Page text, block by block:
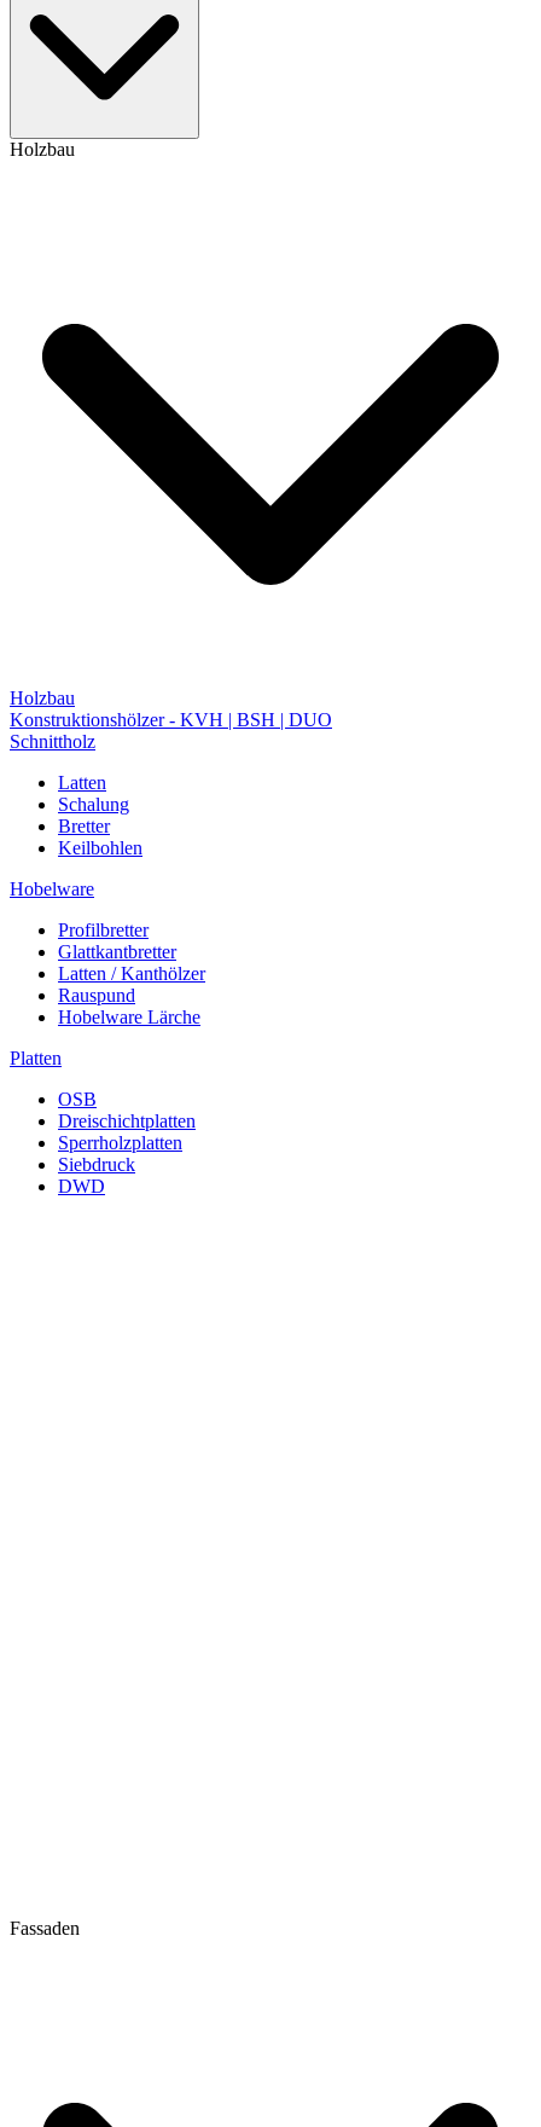
Holzbau
Holzbau
Konstruktionshölzer - KVH | BSH | DUO
Schnittholz
Latten
Schalung
Bretter
Keilbohlen
Hobelware
Profilbretter
Glattkantbretter
Latten / Kanthölzer
Rauspund
Hobelware Lärche
Platten
OSB
Dreischichtplatten
Sperrholzplatten
Siebdruck
DWD
Fassaden